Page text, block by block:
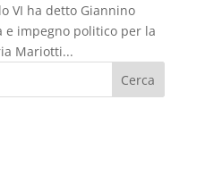
VI ha detto Giannino
e impegno politico per la
Mariotti...